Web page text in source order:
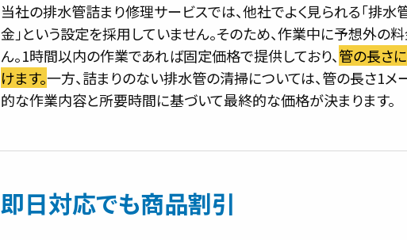
当社の排水管詰まり修理サービスでは、他社でよく見られる「排
金」という設定を採用していません。そのため、作業中に予想外の
ん。1時間以内の作業であれば固定価格で提供しており、管の長さ
けます。一方、詰まりのない排水管の清掃については、管の長さ1メ
的な作業内容と所要時間に基づいて最終的な価格が決まります。
即日対応でも商品割引